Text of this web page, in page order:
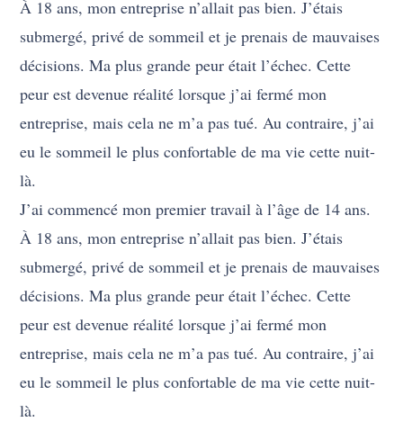
À 18 ans, mon entreprise n’allait pas bien. J’étais
submergé, privé de sommeil et je prenais de mauvaises
décisions. Ma plus grande peur était l’échec. Cette
peur est devenue réalité lorsque j’ai fermé mon
entreprise, mais cela ne m’a pas tué. Au contraire, j’ai
eu le sommeil le plus confortable de ma vie cette nuit-
là.
J’ai commencé mon premier travail à l’âge de 14 ans.
À 18 ans, mon entreprise n’allait pas bien. J’étais
submergé, privé de sommeil et je prenais de mauvaises
décisions. Ma plus grande peur était l’échec. Cette
peur est devenue réalité lorsque j’ai fermé mon
entreprise, mais cela ne m’a pas tué. Au contraire, j’ai
eu le sommeil le plus confortable de ma vie cette nuit-
là.